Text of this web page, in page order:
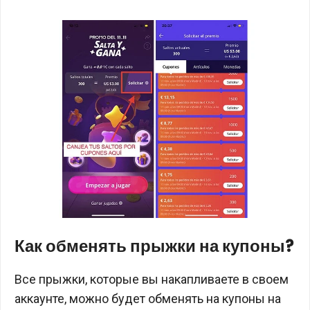
Как обменять прыжки на купоны?
Все прыжки, которые вы накапливаете в своем
аккаунте, можно будет обменять на купоны на